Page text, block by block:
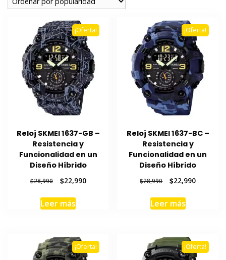
¡Oferta!
Reloj SKMEI 1637-GB –
Resistencia y
Funcionalidad en un
Diseño Híbrido
$28,990
original
era:
$22,990El
Leer más
¡Oferta!
Reloj SKMEI 1637-BC –
Resistencia y
Funcionalidad en un
Diseño Híbrido
$28,990
El
original
era:
$22,990El
Leer más
¡Oferta! ¡Oferta!